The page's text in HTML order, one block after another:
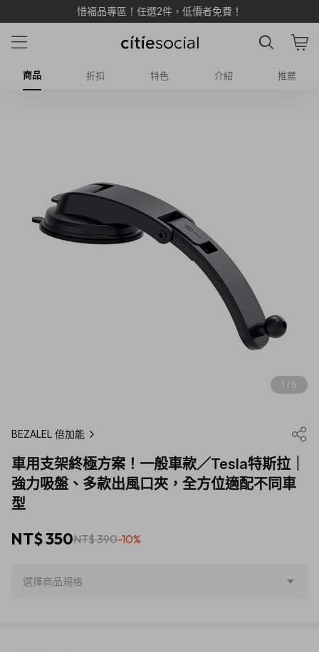
惜福品專區！任選2件，低價者免費！
商品 折扣 特色 介紹 推薦
1 / 5
BEZALEL 倍加能
車用支架終極方案！一般車款／Tesla特斯拉｜
強力吸盤、多款出風口夾，全方位適配不同車
型
NT$ 350NT$ 390-10%
選擇商品規格